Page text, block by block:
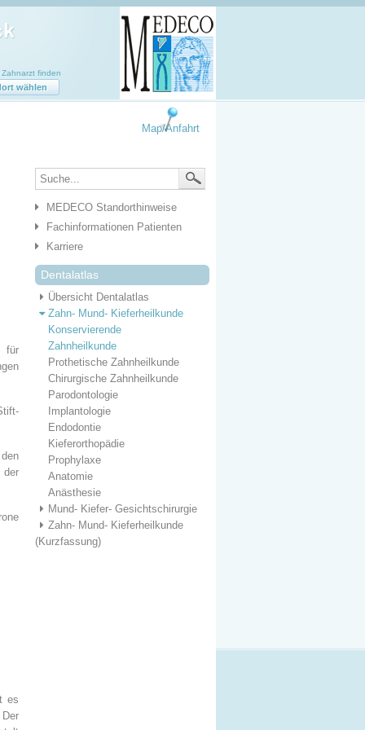
Zahnarzt finden
wählen
für
der
es
Map/Anfahrt
MEDECO Standorthinweise
Fachinformationen Patienten
Karriere
Dentalatlas
Übersicht Dentalatlas
Zahn- Mund- Kieferheilkunde
Konservierende
Zahnheilkunde
Prothetische Zahnheilkunde
Chirurgische Zahnheilkunde
Parodontologie
Implantologie
Endodontie
Kieferorthopädie
Prophylaxe
Anatomie
Anästhesie
Mund- Kiefer- Gesichtschirurgie
Zahn- Mund- Kieferheilkunde
(Kurzfassung)